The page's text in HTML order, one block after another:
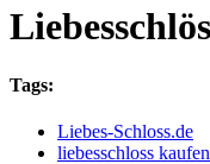
Tags:
Liebes-Schloss.de
liebesschloss kaufen